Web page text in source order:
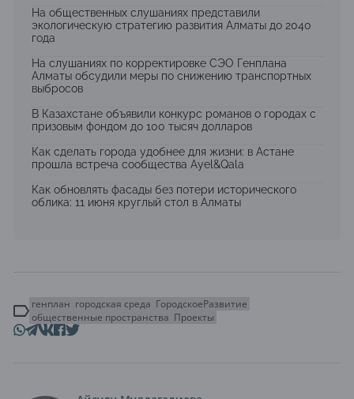
На общественных слушаниях представили
экологическую стратегию развития Алматы до 2040
года
На слушаниях по корректировке СЭО Генплана
Алматы обсудили меры по снижению транспортных
выбросов
В Казахстане объявили конкурс романов о городах с
призовым фондом до 100 тысяч долларов
Как сделать города удобнее для жизни: в Астане
прошла встреча сообщества Ayel&Qala
Как обновлять фасады без потери исторического
облика: 11 июня круглый стол в Алматы
генплан городская среда ГородскоеРазвитие
общественные пространства Проекты